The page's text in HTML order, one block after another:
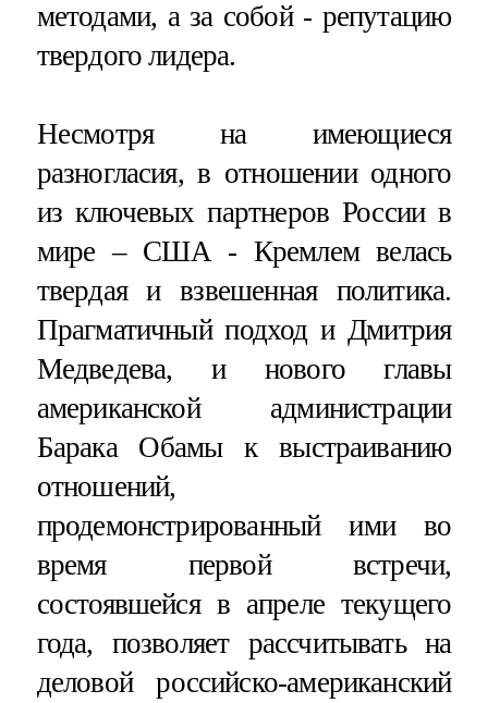
методами, а за собой - репутацию
твердого лидера.
Несмотря на имеющиеся
разногласия, в отношении одного
из ключевых партнеров России в
мире – США - Кремлем велась
твердая и взвешенная политика.
Прагматичный подход и Дмитрия
Медведева, и нового главы
американской администрации
Барака Обамы к выстраиванию
отношений,
продемонстрированный ими во
время первой встречи,
состоявшейся в апреле текущего
года, позволяет рассчитывать на
деловой российско-американский